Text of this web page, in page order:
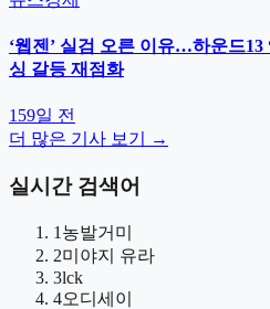
‘웹젠’ 실검 오른 이유…하운드13
싱 갈등 재점화
159일 전
더 많은 기사 보기 →
실시간 검색어
1 농발거미
2미야지 유라
3lck
4오디세이